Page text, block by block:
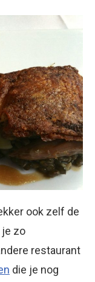
ook zelf de
zo
restaurant
die je nog